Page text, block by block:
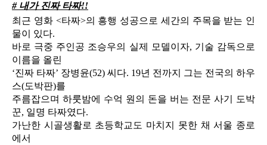
# 내가 진짜 타짜!!
최근 영화 <타짜>의 흥행 성공으로 세간의 주목을 받는 인
물이 있다.
바로 극중 주인공 조승우의 실제 모델이자, 기술 감독으로
이름을 올린
‘진짜 타짜’ 장병윤(52) 씨다. 19년 전까지 그는 전국의 하우
스(도박판)를
주름잡으며 하룻밤에 수억 원의 돈을 버는 전문 사기 도박
꾼, 일명 타짜였다.
가난한 시골생활로 초등학교도 마치지 못한 채 서울 종로
에서